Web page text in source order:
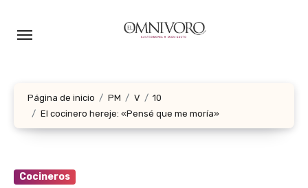
Página de inicio PM V
10
El cocinero hereje: «Pensé que me moría»
Cocineros